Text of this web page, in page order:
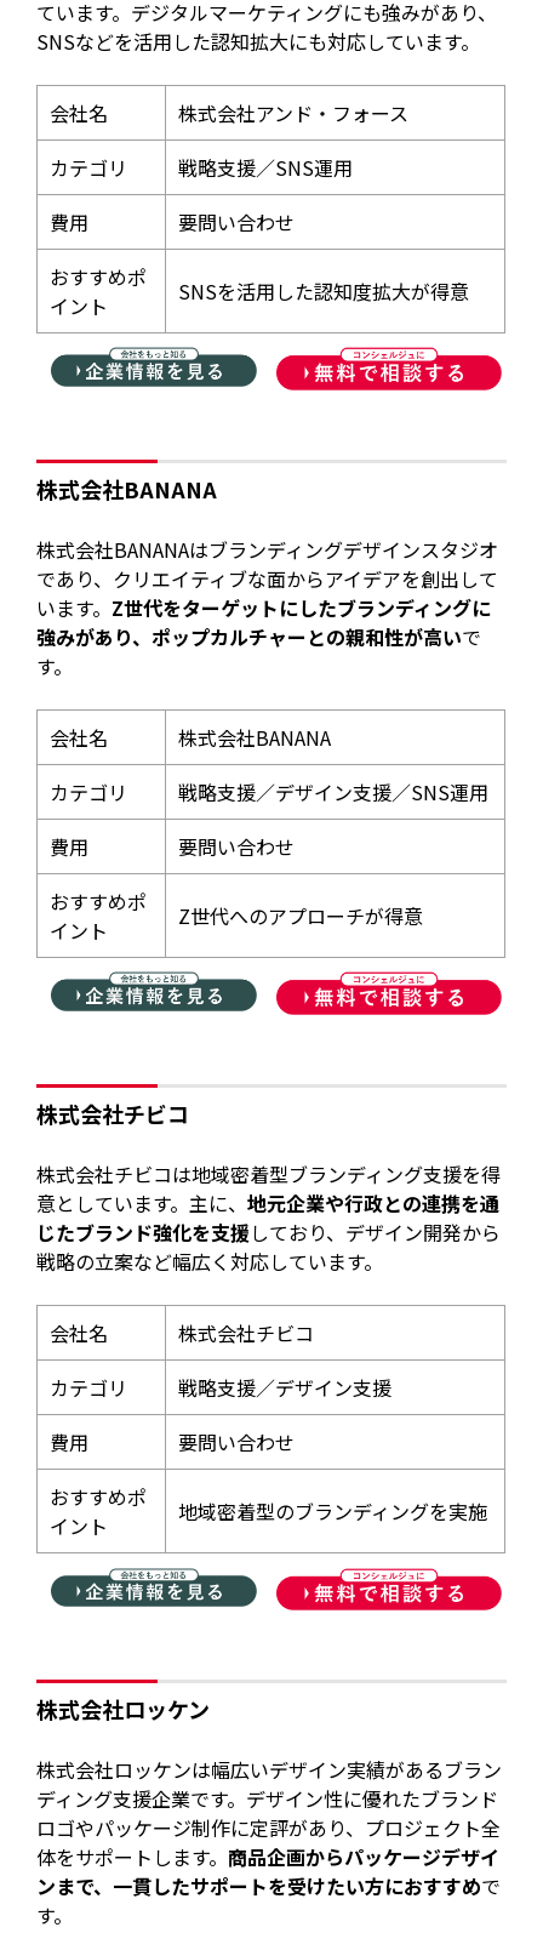
ています。デジタルマーケティングにも強みがあり、
SNSなどを活用した認知拡大にも対応しています。
会社名
株式会社アンド・フォース
カテゴリ
戦略支援／SNS運用
費用
要問い合わせ
おすすめポ
イント
SNSを活用した認知度拡大が得意
株式会社BANANA
株式会社BANANAはブランディングデザインスタジオ
であり、クリエイティブな面からアイデアを創出して
います。 Z世代をターゲットにしたブランディングに
強みがあり、ポップカルチャーとの親和性が高いで
す。
会社名
株式会社BANANA
カテゴリ
戦略支援／デザイン支援／SNS運用
費用
要問い合わせ
おすすめポ
イント
Z世代へのアプローチが得意
株式会社チビコ
株式会社チビコは地域密着型ブランディング支援を得
意としています。主に、地元企業や行政との連携を通
じたブランド強化を支援しており、デザイン開発から
戦略の立案など幅広く対応しています。
会社名
株式会社チビコ
カテゴリ
戦略支援／デザイン支援
費用
要問い合わせ
おすすめポ
イント
地域密着型のブランディングを実施
株式会社ロッケン
株式会社ロッケンは幅広いデザイン実績があるブラン
ディング支援企業です。デザイン性に優れたブランド
ロゴやパッケージ制作に定評があり、プロジェクト全
体をサポートします。 商品企画からパッケージデザイ
ンまで、一貫したサポートを受けたい方におすすめで
す。